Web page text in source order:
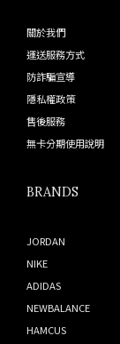
關於我們
運送服務方式
防詐騙宣導
隱私權政策
售後服務
無卡分期使用說明
BRANDS
JORDAN
NIKE
ADIDAS
NEWBALANCE
HAMCUS